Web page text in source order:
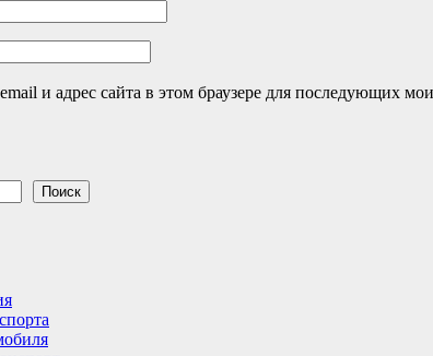
и адрес сайта в этом браузере для последующих
Поиск